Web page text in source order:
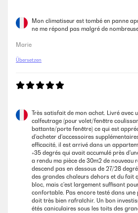
Mon climatiseur est tombé en panne
ne me répond pas malgré de
Marie
Übersetzen
Très satisfait de mon achat. Livré avec
calfeutrage (pour volet/fenêtre
battante/porte fenêtre) ce qui est
d'acheter d'accessoires
efficacité, il est arrivé dans un
+35 degrés qui avait accumulé près
a rendu ma pièce de 30m2 de nouveau
descend pas en dessous de 27/28
des grandes chaleurs dehors et du fait
bloc, mais c'est largement suffisant
confortable. Pas encore testé dans une
doit très bien rafraîchir. Un bon
étés caniculaires sous les toits des